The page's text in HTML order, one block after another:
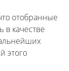
отобранные
качестве
этого